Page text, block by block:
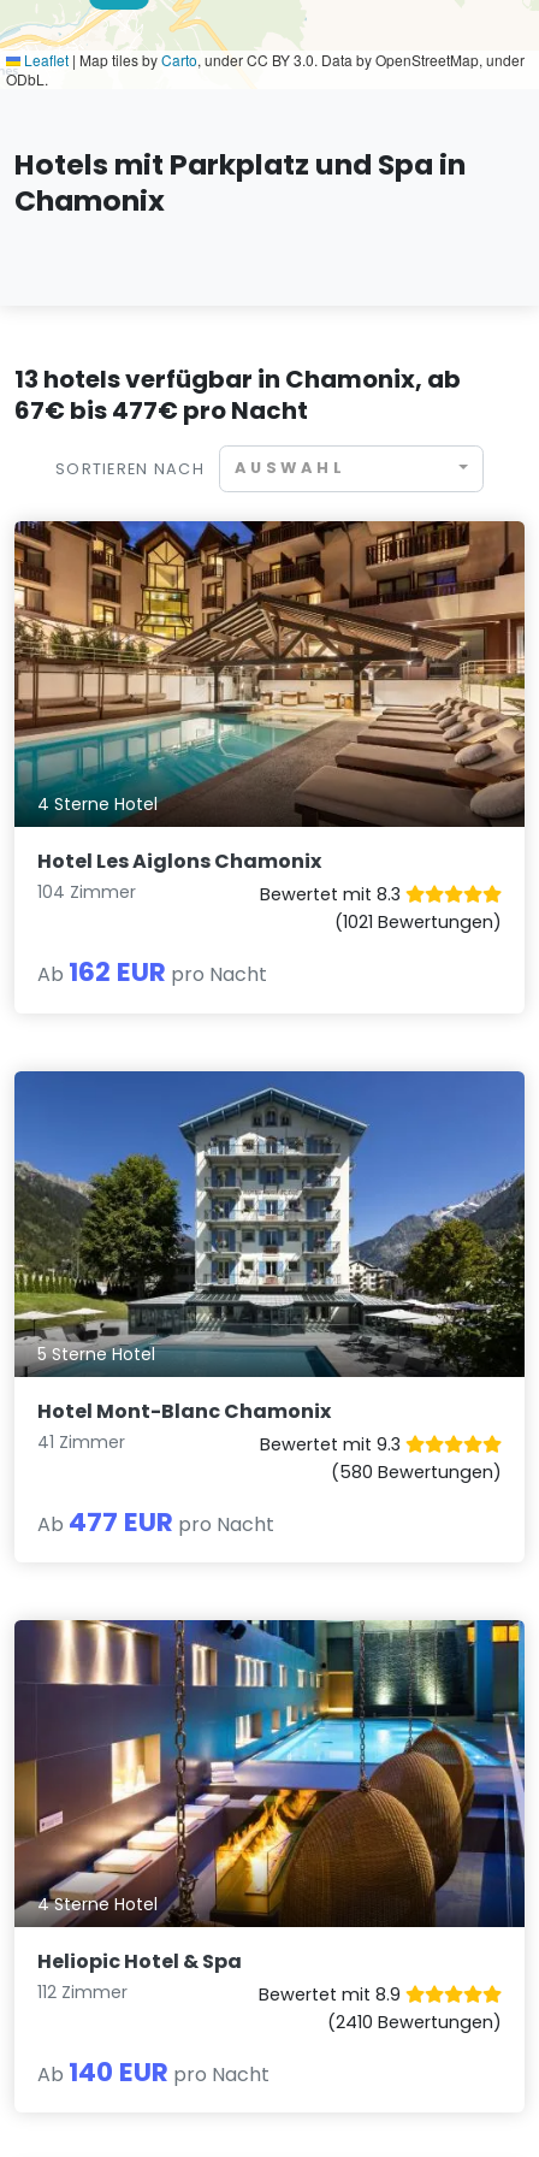
Leaflet | Map tiles byCarto, under CC BY 3.0. Data by OpenStreetMap, under
ODbL.
Hotels mit Parkplatz und Spa in
Chamonix
13 hotels verfügbar in Chamonix, ab
67€ bis 477€ pro Nacht
SORTIEREN NACH AUSWAHL
4 Sterne Hotel
Hotel Les Aiglons Chamonix
104 Zimmer
Bewertet mit 8.3
(1021 Bewertungen)
Ab 162 EUR pro Nacht
5 Sterne Hotel
Hotel Mont-Blanc Chamonix
41 Zimmer
Bewertet mit 9.3
(580 Bewertungen)
Ab 477 EUR pro Nacht
4 Sterne Hotel
Heliopic Hotel & Spa
112 Zimmer
Bewertet mit 8.9
(2410 Bewertungen)
Ab 140 EUR pro Nacht